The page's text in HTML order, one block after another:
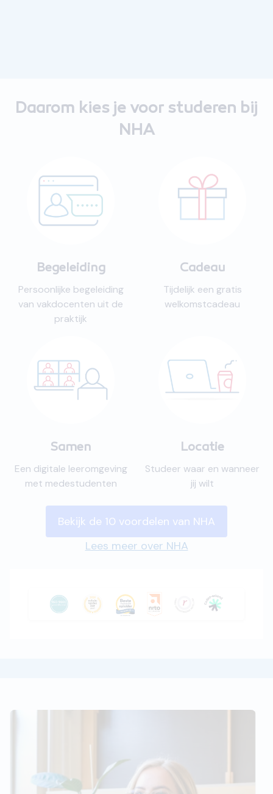
Daarom kies je voor studeren bij
NHA
Begeleiding
Persoonlijke begeleiding
van vakdocenten uit de
praktijk
Cadeau
Tijdelijk een gratis
welkomstcadeau
Samen
Een digitale leeromgeving
met medestudenten
Locatie
Studeer waar en wanneer
jij wilt
Bekijk de 10 voordelen van NHA
Lees meer over NHA